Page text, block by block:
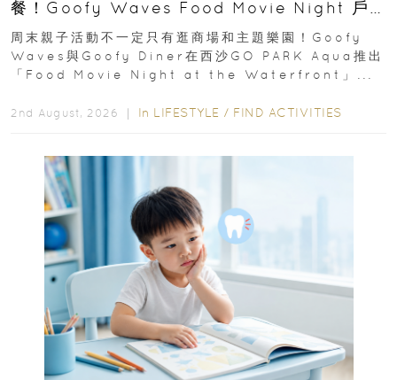
餐！Goofy Waves Food Movie Night 戶
外影院逢週末登場
周末親子活動不一定只有逛商場和主題樂園！Goofy
Waves與Goofy Diner在西沙GO PARK Aqua推出
「Food Movie Night at the Waterfront」...
2nd August, 2026 ｜ In LIFESTYLE / FIND ACTIVITIES